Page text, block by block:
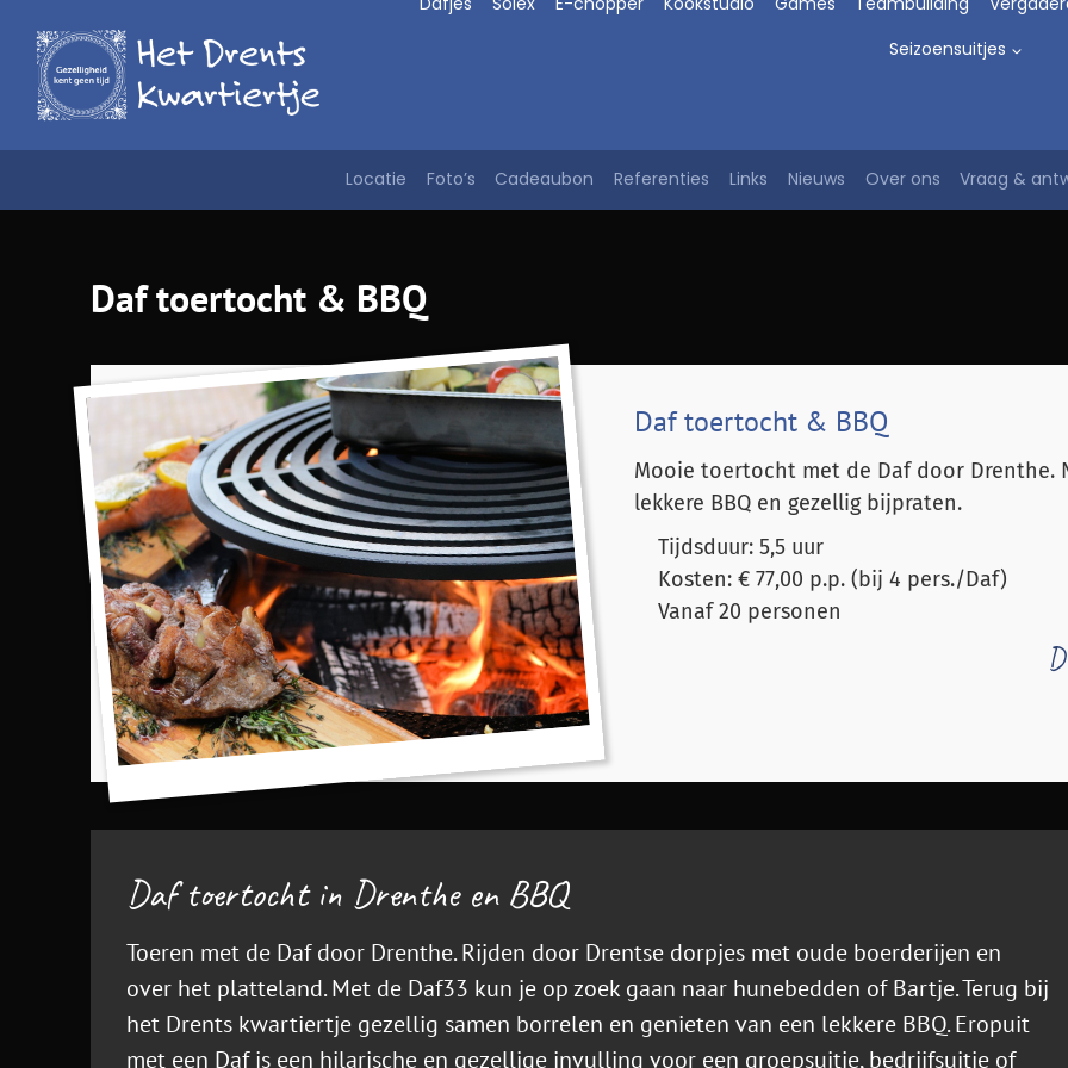
naar
inhoud
Seizoensuitjes
Locatie Foto’s Cadeaubon Referenties Links Nieuws Over ons Vraag &
Daf toertocht & BBQ
Daf toertocht & BBQ
Mooie toertocht met de Daf door Drenthe.
lekkere BBQ en gezellig bijpraten.
Tijdsduur: 5,5 uur
Kosten: € 77,00 p.p. (bij 4 pers./Daf)
Vanaf 20 personen
Daf toertocht in Drenthe en BBQ
Toeren met de Daf door Drenthe. Rijden door Drentse dorpjes met oude boerderijen en
over het platteland. Met de Daf33 kun je op zoek gaan naar hunebedden of Bartje. Terug bij
het Drents kwartiertje gezellig samen borrelen en genieten van een lekkere BBQ. Eropuit
met een Daf is een hilarische en gezellige invulling voor een groepsuitje, bedrijfsuitje of